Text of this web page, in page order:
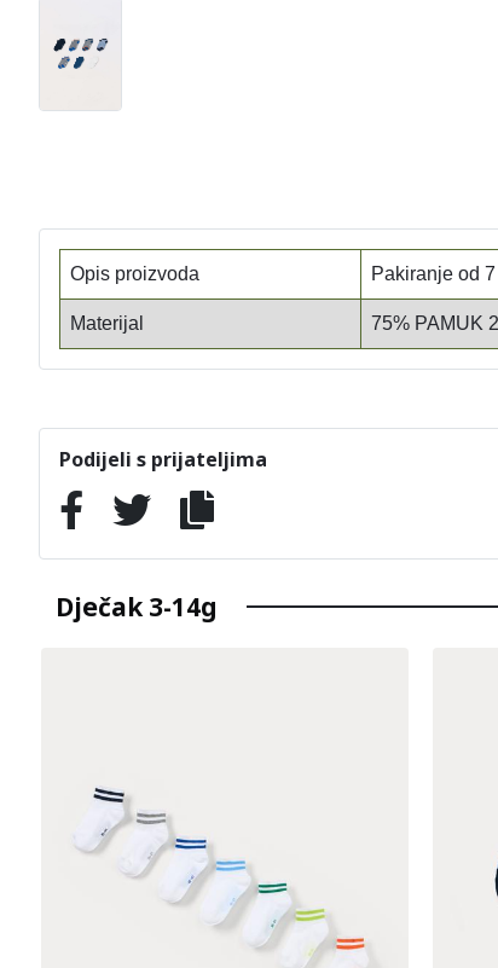
Opis proizvoda Pakiranje od
Materijal 75% PAMUK
Podijeli s prijateljima
Dječak 3-14g